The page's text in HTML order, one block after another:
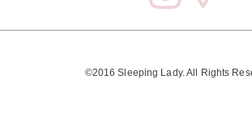
©2016 Sleeping Lady. All Rights